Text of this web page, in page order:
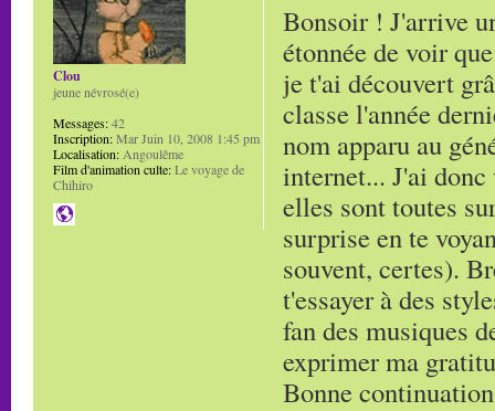
Bonsoir ! J'arrive
étonnée de voir
je t'ai découvert
classe l'année
nom apparu au
internet... J'ai
elles sont toutes
surprise en te
souvent, certes).
t'essayer à des
fan des musiques
exprimer ma
Bonne
Clou
jeune névrosé(e)
Messages:42
Inscription:Mar Juin 10, 2008 1:45 pm
Localisation: Angoulême
Film d'animation culte:Le voyage de
Chihiro